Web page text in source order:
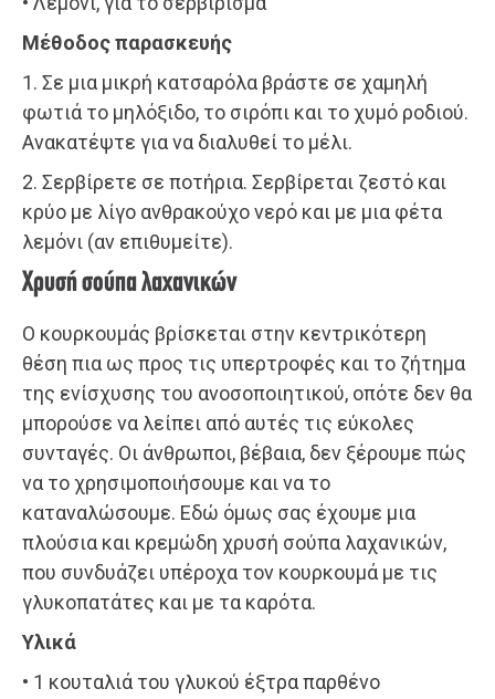
Μέθοδος παρασκευής
1. Σε μια μικρή κατσαρόλα βράστε σε χαμηλή
φωτιά το μηλόξιδο, το σιρόπι και το χυμό ροδιού.
Ανακατέψτε για να διαλυθεί το μέλι.
2. Σερβίρετε σε ποτήρια. Σερβίρεται ζεστό και
κρύο με λίγο ανθρακούχο νερό και με μια φέτα
λεμόνι (αν επιθυμείτε).
Χρυσή σούπα λαχανικών
Ο κουρκουμάς βρίσκεται στην κεντρικότερη
θέση πια ως προς τις υπερτροφές και το ζήτημα
της ενίσχυσης του ανοσοποιητικού, οπότε δεν θα
μπορούσε να λείπει από αυτές τις εύκολες
συνταγές. Οι άνθρωποι, βέβαια, δεν ξέρουμε πώς
να το χρησιμοποιήσουμε και να το
καταναλώσουμε. Εδώ όμως σας έχουμε μια
πλούσια και κρεμώδη χρυσή σούπα λαχανικών,
που συνδυάζει υπέροχα τον κουρκουμά με τις
γλυκοπατάτες και με τα καρότα.
Υλικά
• 1 κουταλιά του γλυκού έξτρα παρθένο